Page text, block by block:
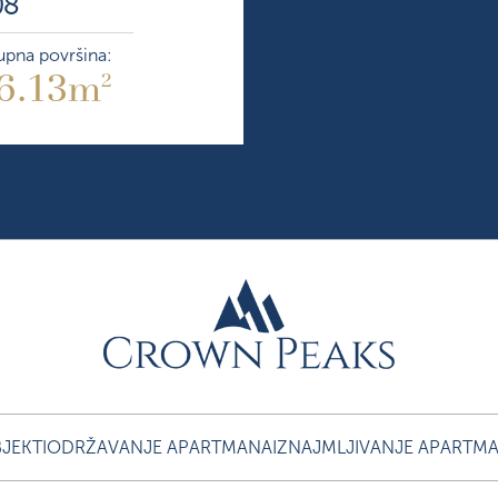
površina:
2
ODRŽAVANJE APARTMANAIZNAJMLJIVANJE